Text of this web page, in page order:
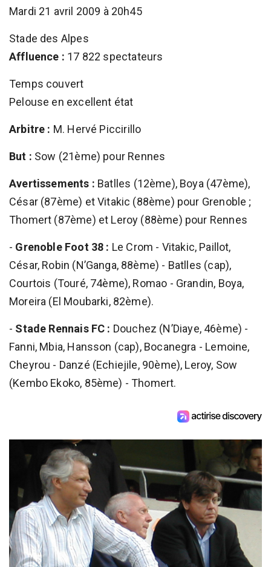
Mardi 21 avril 2009 à 20h45
Stade des Alpes
Affluence : 17 822 spectateurs
Temps couvert
Pelouse en excellent état
Arbitre : M. Hervé Piccirillo
But : Sow (21ème) pour Rennes
Avertissements : Batlles (12ème), Boya (47ème),
César (87ème) et Vitakic (88ème) pour Grenoble ;
Thomert (87ème) et Leroy (88ème) pour Rennes
- Grenoble Foot 38 : Le Crom - Vitakic, Paillot,
César, Robin (N’Ganga, 88ème) - Batlles (cap),
Courtois (Touré, 74ème), Romao - Grandin, Boya,
Moreira (El Moubarki, 82ème).
- Stade Rennais FC : Douchez (N’Diaye, 46ème) -
Fanni, Mbia, Hansson (cap), Bocanegra - Lemoine,
Cheyrou - Danzé (Echiejile, 90ème), Leroy, Sow
(Kembo Ekoko, 85ème) - Thomert.